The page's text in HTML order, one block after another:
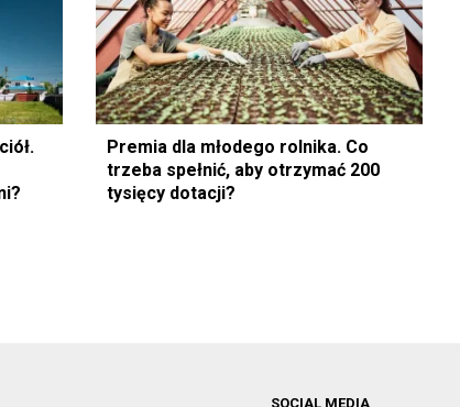
Premia dla młodego rolnika. Co
trzeba spełnić, aby otrzymać 200
tysięcy dotacji?
SOCIAL MEDIA